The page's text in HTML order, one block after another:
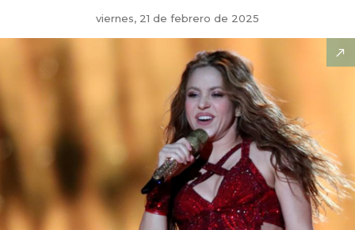
viernes, 21 de febrero de 2025